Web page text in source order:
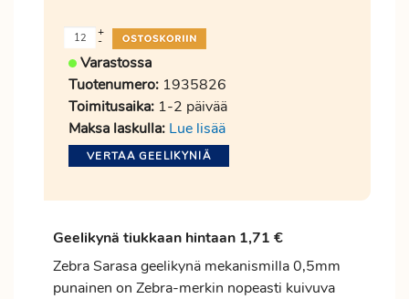
-
+
Varastossa
Tuotenumero: 1935826
Toimitusaika: 1-2 päivää
Maksa laskulla: Lue lisää
VERTAA GEELIKYNIÄ
Geelikynä tiukkaan hintaan 1,71 €
Zebra Sarasa geelikynä mekanismilla 0,5mm
punainen on Zebra-merkin nopeasti kuivuva